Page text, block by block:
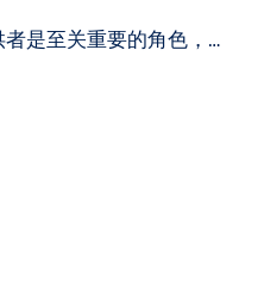
者是至关重要的角色，…